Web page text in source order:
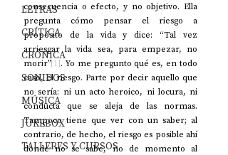
LETRAS
CRÍTICA
CRÓNICA
SONIDOS
MÚSICA
JUKEBOX
TALLERES Y CURSOS
consecuencia o efecto, y no objetivo. Ella
pregunta cómo pensar el riesgo a
propósito de la vida y dice: “Tal vez
arriesgar la vida sea, para empezar, no
morir”[1]. Yo me pregunto qué es, en todo
caso, el riesgo. Parte por decir aquello que
no sería: ni un acto heroico, ni locura, ni
conducta que se aleja de las normas.
Tampoco tiene que ver con un saber; al
contrario, de hecho, el riesgo es posible ahí
donde no se sabe, no de momento al